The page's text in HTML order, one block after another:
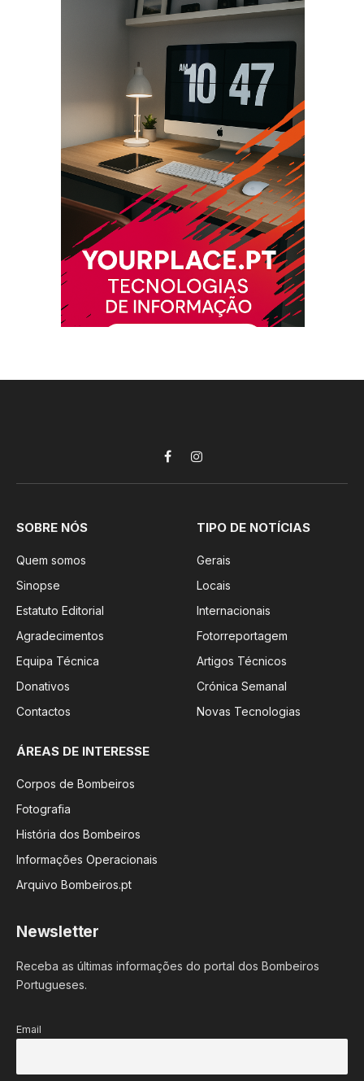
FacebookInstagram
SOBRE NÓS
Quem somos
Sinopse
Estatuto Editorial
Agradecimentos
Equipa Técnica
Donativos
Contactos
TIPO DE NOTÍCIAS
Gerais
Locais
Internacionais
Fotorreportagem
Artigos Técnicos
Crónica Semanal
Novas Tecnologias
ÁREAS DE INTERESSE
Corpos de Bombeiros
Fotografia
História dos Bombeiros
Informações Operacionais
Arquivo Bombeiros.pt
Newsletter
Receba as últimas informações do portal dos Bombeiros
Portugueses.
Email